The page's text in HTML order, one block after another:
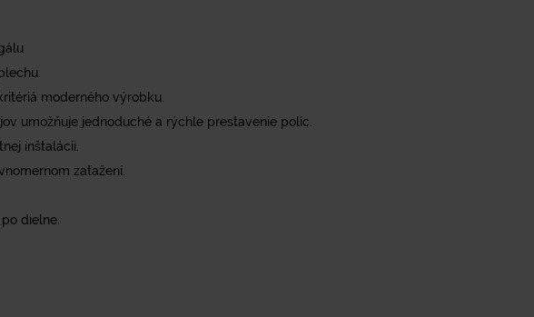
moderného výrobku.
umožňuje jednoduché a rýchle prestavenie políc.
inštalácii.
zaťažení.
dielne.